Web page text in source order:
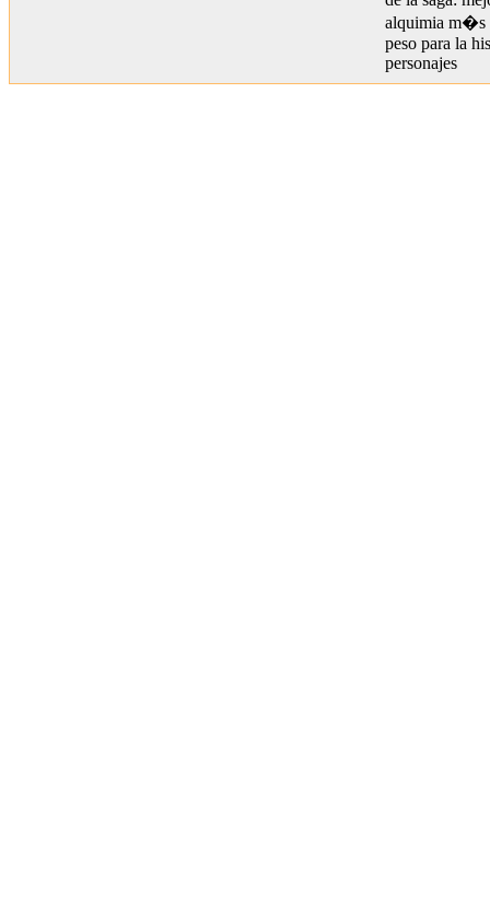
alquimia
peso para la
personajes